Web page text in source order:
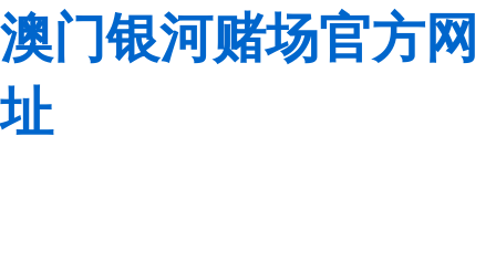
澳门银河赌场官方网
址